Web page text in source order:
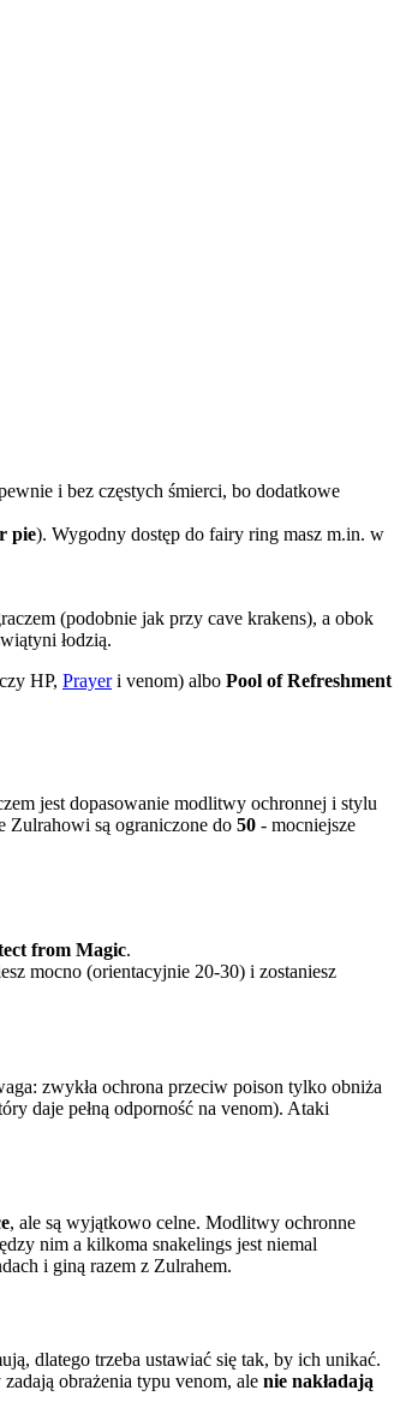
i bez częstych śmierci, bo dodatkowe
pie). Wygodny dostęp do fairy ring masz m.in. w
(podobnie jak przy cave krakens), a obok
łodzią.
HP, Prayeri venom) albo Pool of Refreshment
jest dopasowanie modlitwy ochronnej i stylu
Zulrahowi są ograniczone do 50 - mocniejsze
from Magic.
mocno (orientacyjnie 20-30) i zostaniesz
zwykła ochrona przeciw poison tylko obniża
daje pełną odporność na venom). Ataki
, ale są wyjątkowo celne. Modlitwy ochronne
nim a kilkoma snakelings jest niemal
i giną razem z Zulrahem.
dlatego trzeba ustawiać się tak, by ich unikać.
obrażenia typu venom, ale nie nakładają